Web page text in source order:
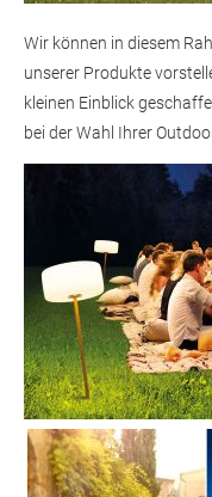
Wir können in diesem
unserer Produkte
kleinen Einblick
bei der Wahl Ihrer